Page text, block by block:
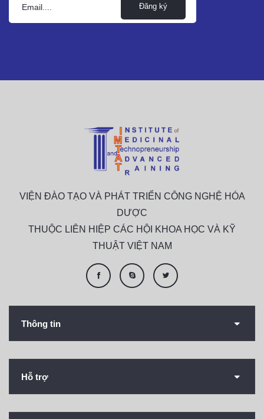
Đăng ký
VIỆN ĐÀO TẠO VÀ PHÁT TRIỂN CÔNG NGHỆ HÓA
DƯỢC
THUỘC LIÊN HIỆP CÁC HỘI KHOA HỌC VÀ KỸ
THUẬT VIỆT NAM
Thông tin
Hỗ trợ